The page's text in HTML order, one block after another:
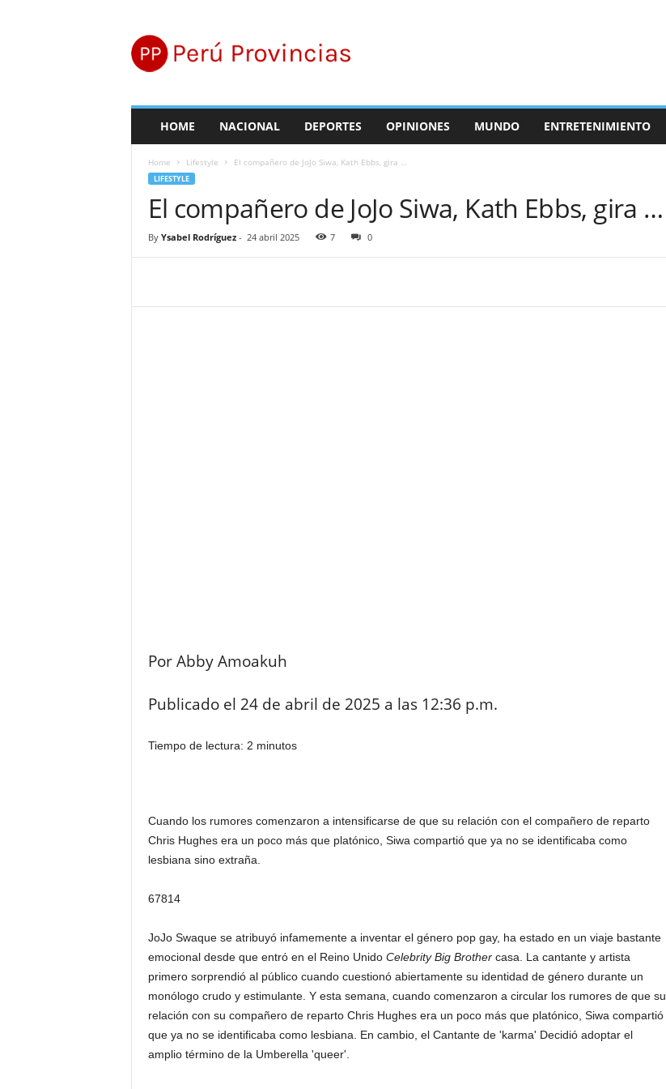
r
ú
HOME NACIONAL DEPORTES OPINIONES MUNDO ENTRETENIMIENTO
Home Lifestyle El compañero de JoJo Siwa, Kath Ebbs, gira …
LIFESTYLE
El compañero de JoJo Siwa, Kath Ebbs, gira …
By Ysabel Rodríguez- 24 abril 2025 7 0
Por Abby Amoakuh
Publicado el 24 de abril de 2025 a las 12:36 p.m.
Tiempo de lectura: 2 minutos
Cuando los rumores comenzaron a intensificarse de que su relación con el compañero de reparto
Chris Hughes era un poco más que platónico, Siwa compartió que ya no se identificaba como
lesbiana sino extraña.
67814
JoJo Swaque se atribuyó infamemente a inventar el género pop gay, ha estado en un viaje bastante
emocional desde que entró en el Reino Unido Celebrity Big Brothercasa. La cantante y artista
primero sorprendió al público cuando cuestionó abiertamente su identidad de género durante un
monólogo crudo y estimulante. Y esta semana, cuando comenzaron a circular los rumores de que su
relación con su compañero de reparto Chris Hughes era un poco más que platónico, Siwa compartió
que ya no se identificaba como lesbiana. En cambio, el Cantante de 'karma' Decidió adoptar el
amplio término de la Umberella 'queer'.